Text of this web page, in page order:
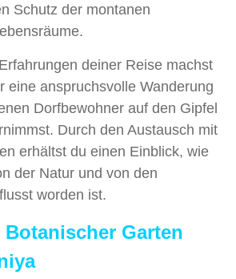
Schutz der montanen
deiner Reise machst
eine anspruchsvolle Wanderung
Dorfbewohner auf den Gipfel
Durch den Austausch mit
erhältst du einen Einblick, wie
der Natur und von den
worden ist.
Garten